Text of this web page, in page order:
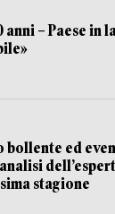
anni – Paese in
bollente ed
stagione